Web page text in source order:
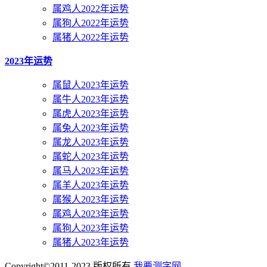
属鸡人2022年运势
属狗人2022年运势
属猪人2022年运势
2023年运势
属鼠人2023年运势
属牛人2023年运势
属虎人2023年运势
属兔人2023年运势
属龙人2023年运势
属蛇人2023年运势
属马人2023年运势
属羊人2023年运势
属猴人2023年运势
属鸡人2023年运势
属狗人2023年运势
属猪人2023年运势